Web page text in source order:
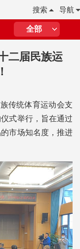
导航
搜索
全部
二届民族运
传统体育运动会支
式举行，旨在通过
市场知名度，推进